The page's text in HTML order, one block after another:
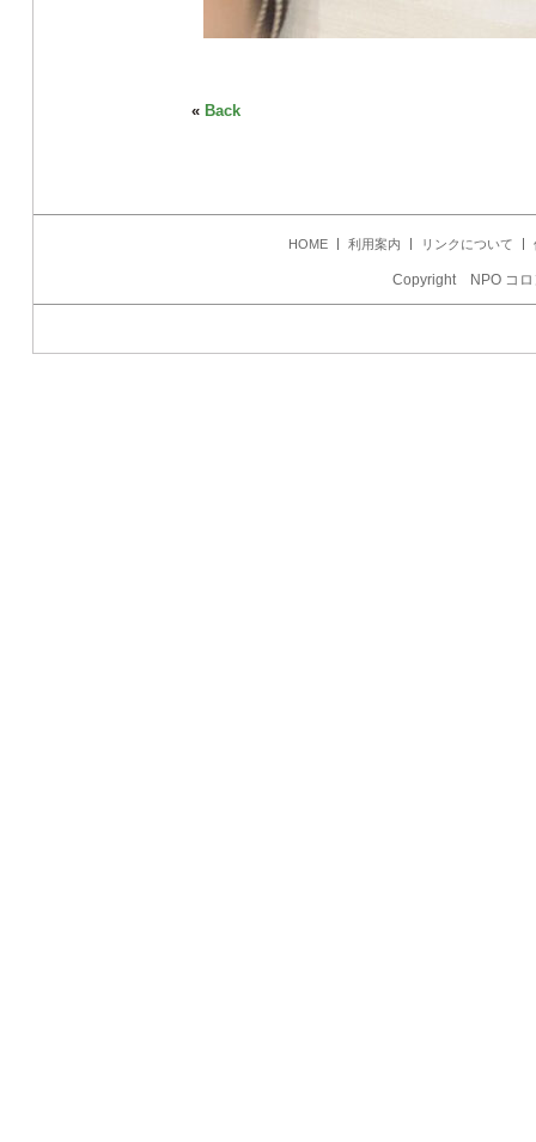
« Back
HOME 利用案内 リンクについて
Copyright NPO コロ